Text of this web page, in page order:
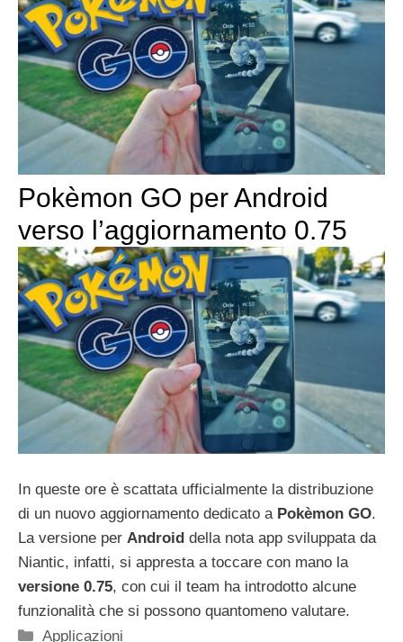
Pokèmon GO per Android
verso l’aggiornamento 0.75
In queste ore è scattata ufficialmente la distribuzione
di un nuovo aggiornamento dedicato a Pokèmon GO.
La versione per Android della nota app sviluppata da
Niantic, infatti, si appresta a toccare con mano la
versione 0.75, con cui il team ha introdotto alcune
funzionalità che si possono quantomeno valutare.
Categorie
Applicazioni